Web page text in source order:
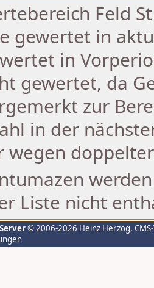
Feld
gewertet in
in
gewertet, da
zur
in der
wegen
Liste nicht
© 2006-2026 Heinz Herzog,